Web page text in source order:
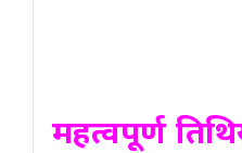
महत्वपूर्ण